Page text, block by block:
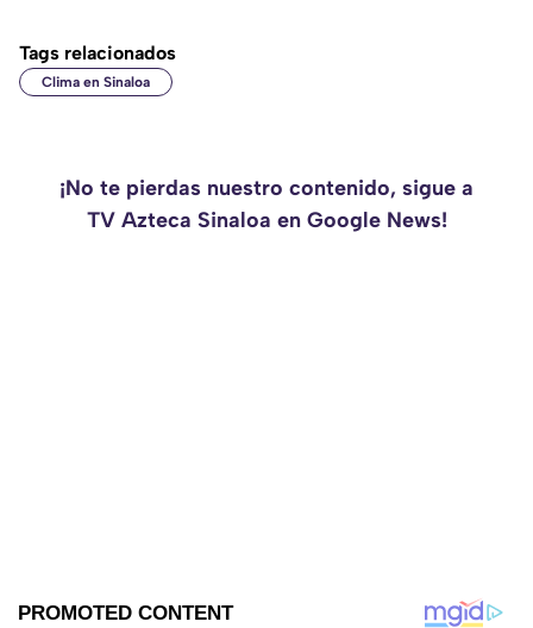
Tags relacionados
Clima en Sinaloa
¡No te pierdas nuestro contenido, sigue a
TV Azteca Sinaloa en Google News!